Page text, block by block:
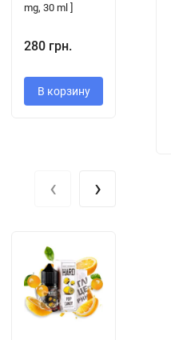
mg, 30 ml ]
280 грн.
В корзину
‹ ›